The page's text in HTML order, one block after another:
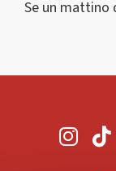
Se un mattino